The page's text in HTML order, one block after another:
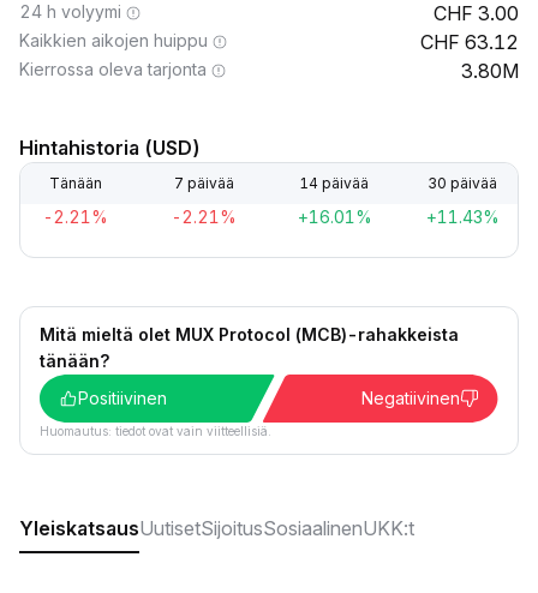
24 h volyymi 3.00
Kaikkien aikojen huippu 63.12
Kierrossa oleva tarjonta 3.80M
Hintahistoria (USD)
Tänään 7 päivää 14 päivää 30 päivää
-2.21% -2.21% +16.01% +11.43%
Mitä mieltä olet MUX Protocol (MCB)-rahakkeista
tänään?
Positiivinen
Negatiivinen
Huomautus: tiedot ovat vain viitteellisiä.
YleiskatsausUutisetSijoitusSosiaalinenUKK:t